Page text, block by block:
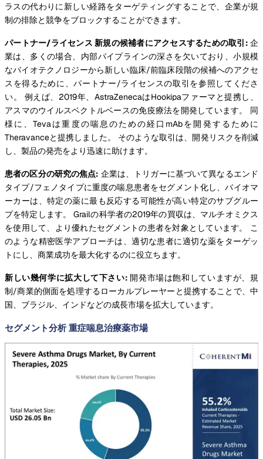
ラスの代わりに新しい経路をターゲティングすることで、企業が規
制の排除と競争をブロックすることができます。
パートナー/ライセンス 新規の候補者にアクセスするための取引:企
業は、多くの場合、内部パイプラインの深さを欠いており、小規模
なバイオテクノロジーから新しい臨床/前臨床段階の候補へのアクセ
スを得るために、パートナー/ライセンスの取引を参照してくださ
い。 例えば、2019年、AstraZenecaはHookipaファーマと提携し、
アスマのウイルスベクトルベースの免疫療法を開発しています。 同
様に、Tevaは重度の喘息のための経口mAbを開発するために
Theravanceと提携しました。 そのような取引は、開発リスクを削減
し、製品の発売をより迅速に助けます。
患者の区分の研究の焦点: 企業は、トリガーに基づいて異なるエンド
タイプ/フェノタイプに重度の喘息患者をセグメント化し、バイオマ
ーカーは、特定の薬に最も反応する可能性が高い特定のサブグルー
プを特定します。 Grailの科学者の2019年の買収は、マルチオミクス
を使用して、より優れたセグメントの患者を対象としています。 こ
のような精密医学アプローチは、適切な患者に適切な薬をターゲッ
トにし、商業成功を最大化するのに役立ちます。
新しい幾何学に拡大して下さい:開発市場は飽和していますが、規
制/商業的側面を処理するローカルプレーヤーと提携することで、中
国、ブラジル、インドなどの成長市場を拡大しています。
セグメント分析 重症喘息治療薬市場